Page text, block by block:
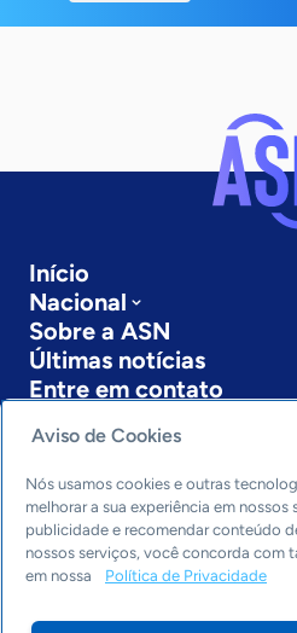
Início
Nacional
Sobre a ASN
Últimas notícias
Entre em contato
Inovação & Tecnologia
Cultura empreendedora
Dados
Arquivo
Aviso de Cookies
Nós usamos cookies e outras
melhorar a sua experiência em nossos
publicidade e recomendar conteúdo
nossos serviços, você concorda com
em nossa
Política de Privacidade